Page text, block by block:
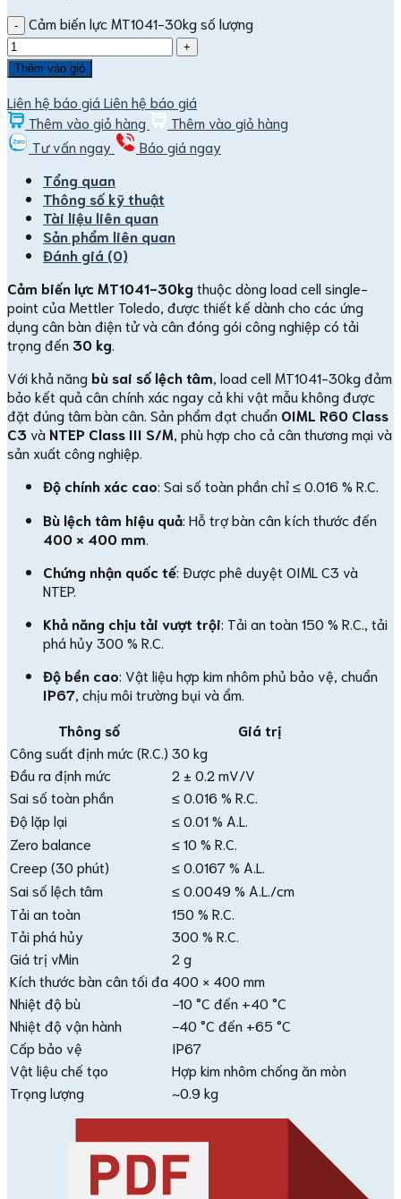
Cảm biến lực MT1041-30kg số lượng
Thêm vào giỏ
Liên hệ báo giá Liên hệ báo giá
Thêm vào giỏ hàng
Thêm vào giỏ hàng
Tư vấn ngay
Báo giá ngay
Tổng quan
Thông số kỹ thuật
Tài liệu liên quan
Sản phẩm liên quan
Đánh giá (0)
Cảm biến lực MT1041-30kgthuộc dòng load cell single-
point của Mettler Toledo, được thiết kế dành cho các ứng
dụng cân bàn điện tử và cân đóng gói công nghiệp có tải
trọng đến 30 kg
Với khả năng bù sai số lệch tâm , load cell MT1041-30kg đảm
bảo kết quả cân chính xác ngay cả khi vật mẫu không được
đặt đúng tâm bàn cân. Sản phẩm đạt chuẩn OIML R60 Class
C3 và NTEP Class III S/M , phù hợp cho cả cân thương mại và
sản xuất công nghiệp.
Độ chính xác cao: Sai số toàn phần chỉ ≤ 0.016 % R.C.
Bù lệch tâm hiệu quả: Hỗ trợ bàn cân kích thước đến
400 × 400 mm
Chứng nhận quốc tế: Được phê duyệt OIML C3 và
NTEP.
Khả năng chịu tải vượt trội: Tải an toàn 150 % R.C., tải
phá hủy 300 % R.C.
Độ bền cao: Vật liệu hợp kim nhôm phủ bảo vệ, chuẩn
IP67 , chịu môi trường bụi và ẩm.
Thông số
Giá trị
Công suất định mức (R.C.) 30 kg
Đầu ra định mức
2 ± 0.2 mV/V
Sai số toàn phần
≤ 0.016 % R.C.
Độ lặp lại
≤ 0.01 % A.L.
Zero balance
≤ 10 % R.C.
Creep (30 phút)
≤ 0.0167 % A.L.
Sai số lệch tâm
≤ 0.0049 % A.L./cm
Tải an toàn
150 % R.C.
Tải phá hủy
300 % R.C.
Giá trị vMin
2 g
Kích thước bàn cân tối đa 400 × 400 mm
Nhiệt độ bù
−10 °C đến +40 °C
Nhiệt độ vận hành
−40 °C đến +65 °C
Cấp bảo vệ
IP67
Vật liệu chế tạo
Hợp kim nhôm chống ăn mòn
Trọng lượng
~0.9 kg